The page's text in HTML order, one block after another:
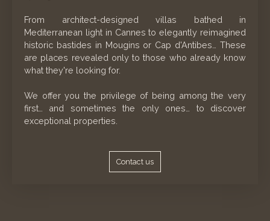
From architect-designed villas bathed in
Mediterranean light in Cannes to elegantly reimagined
historic bastides in Mougins or Cap d'Antibes… These
are places revealed only to those who already know
what they're looking for.
We offer you the privilege of being among the very
first… and sometimes the only ones… to discover
exceptional properties.
Contact us